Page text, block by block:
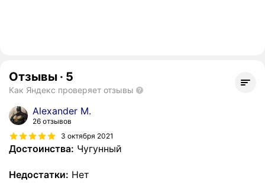
Отзывы · 5
Как Яндекс проверяет отзывы
Alexander M.
26 отзывов
3 октября 2021
Достоинства: Чугунный
Недостатки: Нет